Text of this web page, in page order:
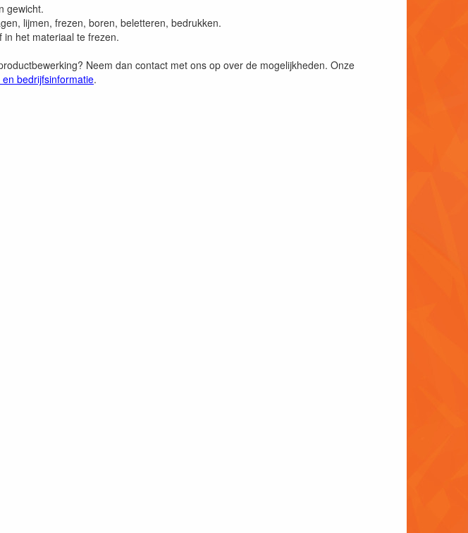
gewicht.
lijmen, frezen, boren, beletteren, bedrukken.
in het materiaal te frezen.
Neem dan contact met ons op over de mogelijkheden. Onze
bedrijfsinformatie.